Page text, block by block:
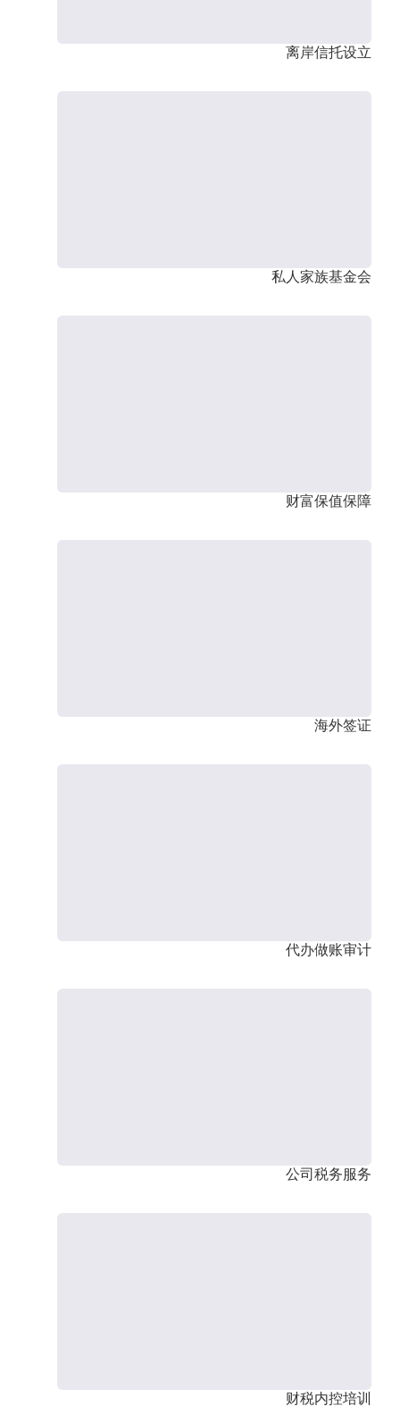
离岸信托设立
私人家族基金会
财富保值保障
海外签证
代办做账审计
公司税务服务
财税内控培训